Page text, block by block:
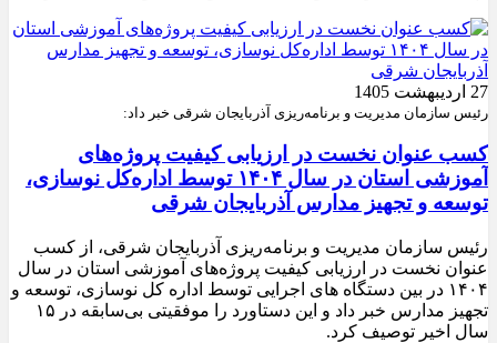
27 اردیبهشت 1405
رئیس سازمان مدیریت و برنامه‌ریزی آذربایجان شرقی خبر داد:
کسب عنوان نخست در ارزیابی کیفیت پروژه‌های
آموزشی استان در سال ۱۴۰۴ توسط اداره‌کل نوسازی،
توسعه و تجهیز مدارس آذربایجان شرقی
رئیس سازمان مدیریت و برنامه‌ریزی آذربایجان شرقی، از کسب
عنوان نخست در ارزیابی کیفیت پروژه‌های آموزشی استان در سال
۱۴۰۴ در بین دستگاه های اجرایی توسط اداره کل نوسازی، توسعه و
تجهیز مدارس خبر داد و این دستاورد را موفقیتی بی‌سابقه در ۱۵
سال اخیر توصیف کرد.